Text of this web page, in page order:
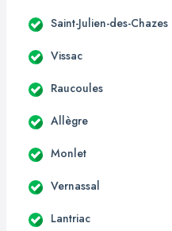
Saint-Julien-des-Chazes
Vissac
Raucoules
Allègre
Monlet
Vernassal
Lantriac